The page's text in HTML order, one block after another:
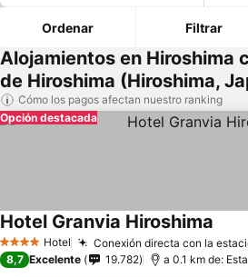
Ordenar Filtrar
Alojamientos en Hiroshima
de Hiroshima (Hiroshima,
Cómo los pagos afectan nuestro ranking
Opción destacada
4 EstrellasHotel Conexión directa con la
Hotel Granvia Hiroshima
8,7 Excelente 19.782 a 0.1 km de: